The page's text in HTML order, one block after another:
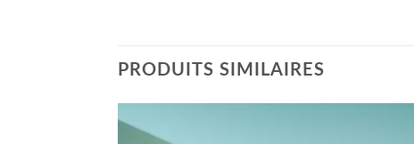
PRODUITS SIMILAIRES